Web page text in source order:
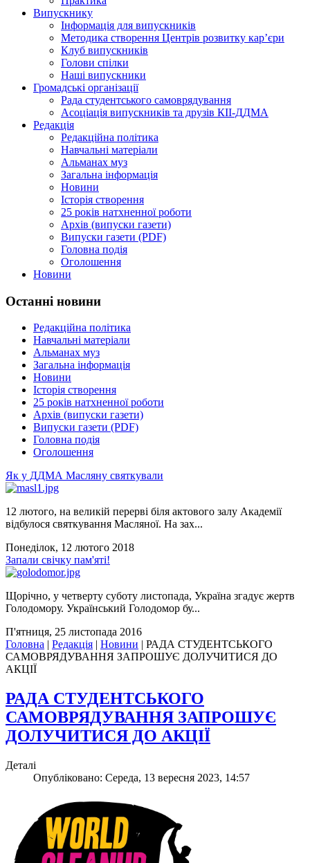
Випускнику
Інформація для випускників
Методика створення Центрів розвитку кар’єри
Клуб випускників
Голови спілки
Наші випускники
Громадські організації
Рада студентського самоврядування
Асоціація випускників та друзів КІІ-ДДМА
Редакція
Редакційна політика
Навчальні матеріали
Альманах муз
Загальна інформація
Новини
Історія створення
25 років натхненної роботи
Архів (випуски газети)
Випуски газети (PDF)
Головна подія
Оголошення
Новини
Останні новини
Редакційна політика
Навчальні матеріали
Альманах муз
Загальна інформація
Новини
Історія створення
25 років натхненної роботи
Архів (випуски газети)
Випуски газети (PDF)
Головна подія
Оголошення
Як у ДДМА Масляну святкували
12 лютого, на великій перерві біля актового залу Академії
відбулося святкування Масляної. На зах...
Понеділок, 12 лютого 2018
Запали свічку пам'яті!
Щорічно, у четверту суботу листопада, Україна згадує жертв
Голодомору. Український Голодомор бу...
П'ятниця, 25 листопада 2016
Головна | Редакція | Новини | РАДА СТУДЕНТСЬКОГО
САМОВРЯДУВАННЯ ЗАПРОШУЄ ДОЛУЧИТИСЯ ДО
АКЦІЇ
РАДА СТУДЕНТСЬКОГО
САМОВРЯДУВАННЯ ЗАПРОШУЄ
ДОЛУЧИТИСЯ ДО АКЦІЇ
Деталі
Опубліковано: Середа, 13 вересня 2023, 14:57